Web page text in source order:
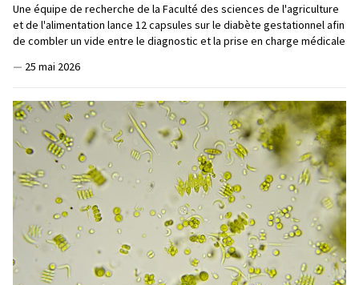
Une équipe de recherche de la Faculté des sciences de l'agriculture
et de l'alimentation lance 12 capsules sur le diabète gestationnel afin
de combler un vide entre le diagnostic et la prise en charge médicale
— 25 mai 2026